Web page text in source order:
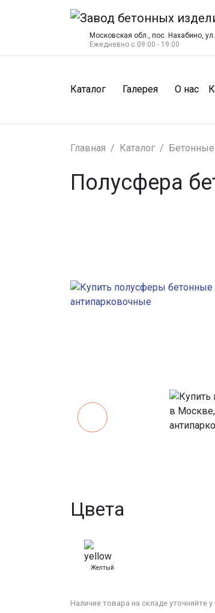
Московская обл., пос. Нахабино,
Ежедневно с 09:00 - 19:00
Каталог Галерея О нас(О
Главная Каталог
Полусфера
Цвета
Желтый
Наличие товара на складе уточняйте